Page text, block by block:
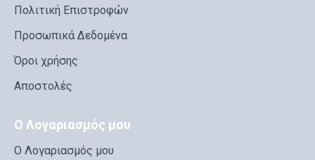
Πολιτική Επιστροφών
Προσωπικά Δεδομένα
Όροι χρήσης
Αποστολές
Ο Λογαριασμός μου
Ο Λογαριασμός μου